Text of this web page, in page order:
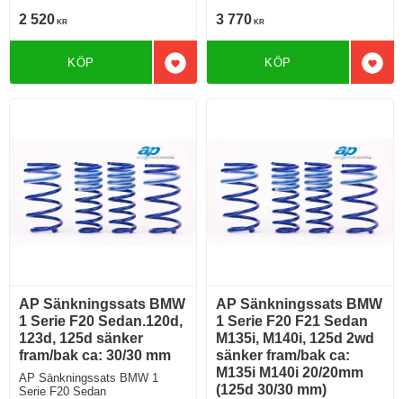
2 520 KR
Lägg till i favoriter
KÖP
M135i 2wd/Xdrive inkl Adaptivt
chassi Sänker ca: 25mm
3 770 KR
KÖP
AP Sänkningssats BMW
1 Serie F20 Sedan.120d,
123d, 125d sänker
fram/bak ca: 30/30 mm
AP Sänkningssats BMW 1
Serie F20 Sedan
AP Sänkningssats BMW
1 Serie F20 F21 Sedan
M135i, M140i, 125d 2wd
sänker fram/bak ca:
M135i M140i 20/20mm
(125d 30/30 mm)